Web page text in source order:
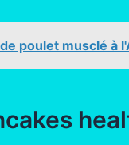
poulet musclé à